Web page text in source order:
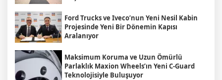
Ford Trucks ve Iveco’nun Yeni Nesil Kabin
Projesinde Yeni Bir Dönemin Kapısı
Aralanıyor
Maksimum Koruma ve Uzun Ömürlü
Parlaklık Maxion Wheels’ın Yeni C-Guard
Teknolojisiyle Buluşuyor